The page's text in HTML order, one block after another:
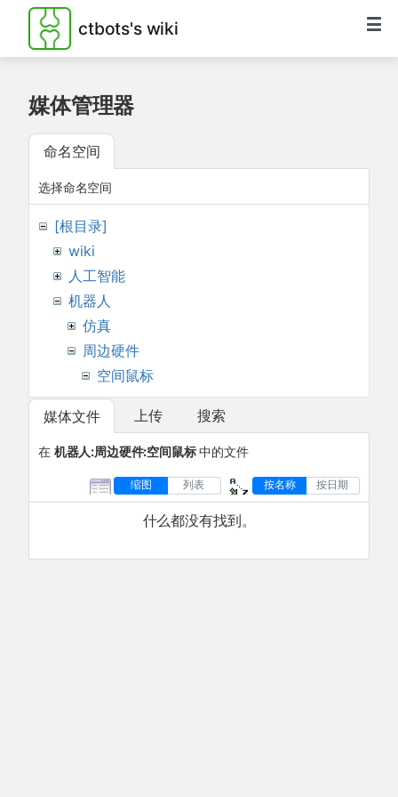
ctbots's wiki
媒体管理器
命名空间
选择命名空间
[根目录]
wiki
人工智能
机器人
仿真
周边硬件
空间鼠标
媒体文件 上传 搜索
在 机器人:周边硬件:空间鼠标中的文件
缩图 列表 按名称 按日期
什么都没有找到。